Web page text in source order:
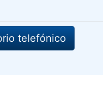
telefónico